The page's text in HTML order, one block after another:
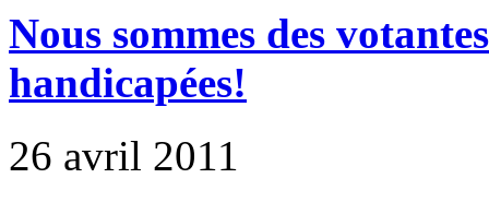
Nous sommes des
handicapées!
26 avril 2011